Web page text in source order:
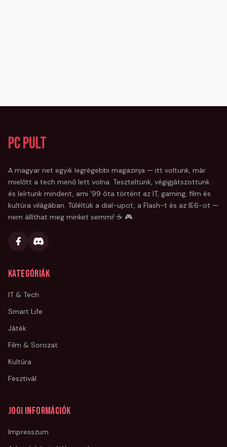
PC Pult
A magyar net egyik legrégebbi magazinja — itt voltunk, már
mielőtt a tech menő lett volna. Teszteltünk, végigjátszottunk
és leírtunk mindent, ami '99 óta történt az IT, gaming, film és
kultúra világában. Túléltük a dial-upot, a Flash-t és az IE6-ot —
nem állíthat meg minket semmi! ☕ 🎮
Kategóriák
IT & Tech
Smart Life
Játék
Film & Sorozat
Kultúra
Fesztivál
Jogi információk
Impresszum